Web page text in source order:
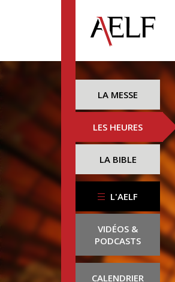
LA MESSE
LES HEURES
LA BIBLE
L'AELF
VIDÉOS &
PODCASTS
CALENDRIER